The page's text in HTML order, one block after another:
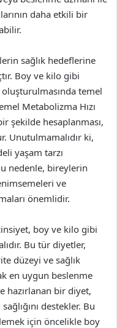
daha etkili bir
sağlık hedeflerine
Boy ve kilo gibi
temel
Metabolizma Hızı
şekilde hesaplanması,
Unutulmamalıdır ki,
yaşam tarzı
nedenle, bireylerin
ve
önemlidir.
boy ve kilo gibi
Bu tür diyetler,
düzeyi ve sağlık
en uygun beslenme
hazırlanan bir diyet,
destekler. Bu
için öncelikle boy